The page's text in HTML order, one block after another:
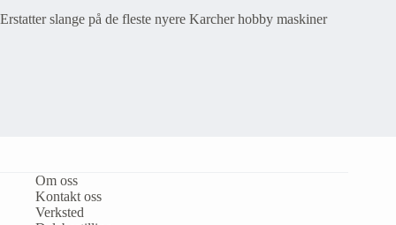
Erstatter slange på de fleste nyere Karcher hobby maskiner
Om oss
Kontakt oss
Verksted